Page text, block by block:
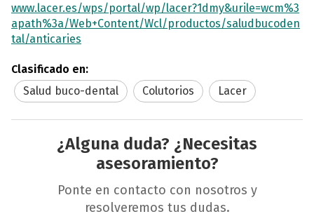
www.lacer.es/wps/portal/wp/lacer?1dmy&urile=wcm%3
apath%3a/Web+Content/Wcl/productos/saludbucoden
tal/anticaries
Clasificado en:
Salud buco-dental
Colutorios Lacer
¿Alguna duda? ¿Necesitas
asesoramiento?
Ponte en contacto con nosotros y
resolveremos tus dudas.